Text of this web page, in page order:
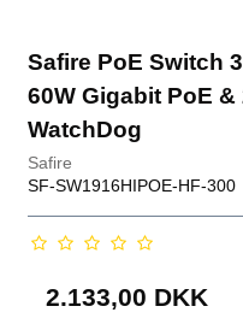
Safire PoE Switch
60W Gigabit PoE
WatchDog
Safire
SF-SW1916HIPOE-HF-300
2.133,00 DKK